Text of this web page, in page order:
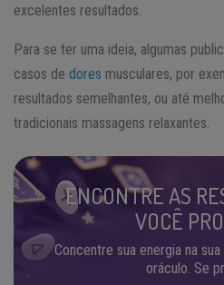
excelentes resultados.
Para se ter uma ideia, algumas
casos de dores musculares, por
resultados semelhantes, ou até
tradicionais massagens relaxantes.
ENCONTRE AS
VOCÊ
Concentre sua energia na
oráculo. Se